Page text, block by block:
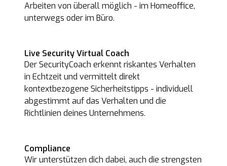
Arbeiten von überall möglich - im Homeoffice,
unterwegs oder im Büro.
Live Security Virtual Coach
Der SecurityCoach erkennt riskantes Verhalten
in Echtzeit und vermittelt direkt
kontextbezogene Sicherheitstipps - individuell
abgestimmt auf das Verhalten und die
Richtlinien deines Unternehmens.
Compliance
Wir unterstützen dich dabei, auch die strengsten